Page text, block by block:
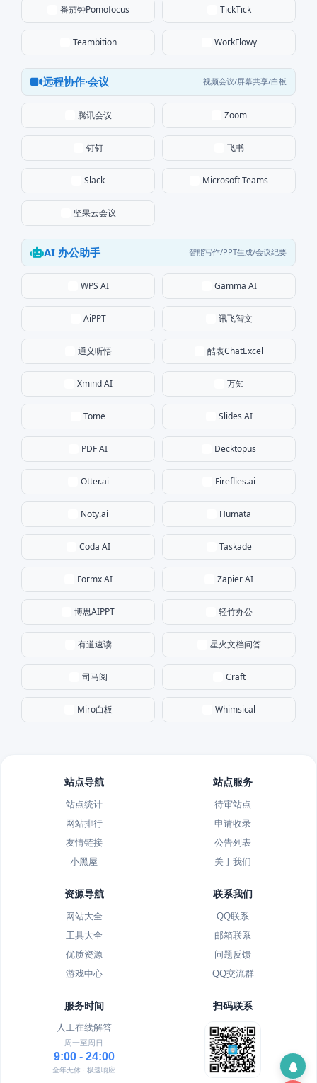
番茄钟Pomofocus TickTick
Teambition WorkFlowy
远程协作·会议 视频会议/屏幕共享/白板
腾讯会议 Zoom
钉钉 飞书
Slack Microsoft Teams
坚果云会议
AI 办公助手 智能写作/PPT生成/会议纪要
WPS AI Gamma AI
AiPPT 讯飞智文
通义听悟 酷表ChatExcel
Xmind AI 万知
Tome Slides AI
PDF AI Decktopus
Otter.ai Fireflies.ai
Noty.ai Humata
Coda AI Taskade
Formx AI Zapier AI
博思AIPPT 轻竹办公
有道速读 星火文档问答
司马阅 Craft
Miro白板 Whimsical
站点导航
站点统计
网站排行
友情链接
小黑屋
站点服务
待审站点
申请收录
公告列表
关于我们
资源导航
网站大全
工具大全
优质资源
游戏中心
联系我们
QQ联系
邮箱联系
问题反馈
QQ交流群
服务时间
人工在线解答
周一至周日
9:00 - 24:00
全年无休 · 极速响应
扫码联系